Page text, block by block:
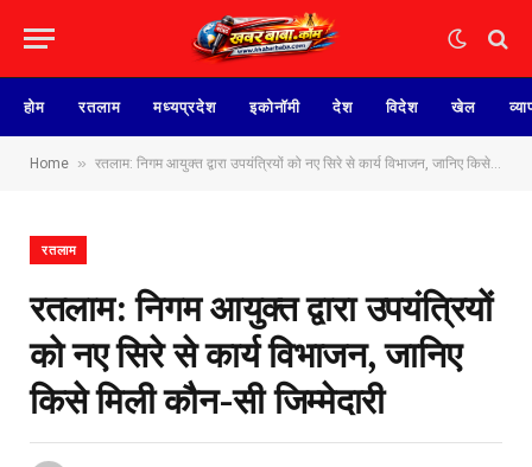
होम रतलाम मध्यप्रदेश इकोनॉमी देश विदेश खेल
Home » रतलाम: निगम आयुक्त द्वारा उपयंत्रियों को नए सिरे से कार्य विभाजन, जानिए किसे मिली कौन-सी जिम्मेदारी
रतलाम
रतलाम: निगम आयुक्त द्वारा उपयंत्रियों
को नए सिरे से कार्य विभाजन, जानिए
किसे मिली कौन-सी जिम्मेदारी